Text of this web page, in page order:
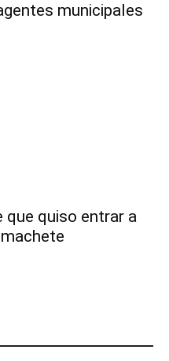
municipales
que quiso entrar a